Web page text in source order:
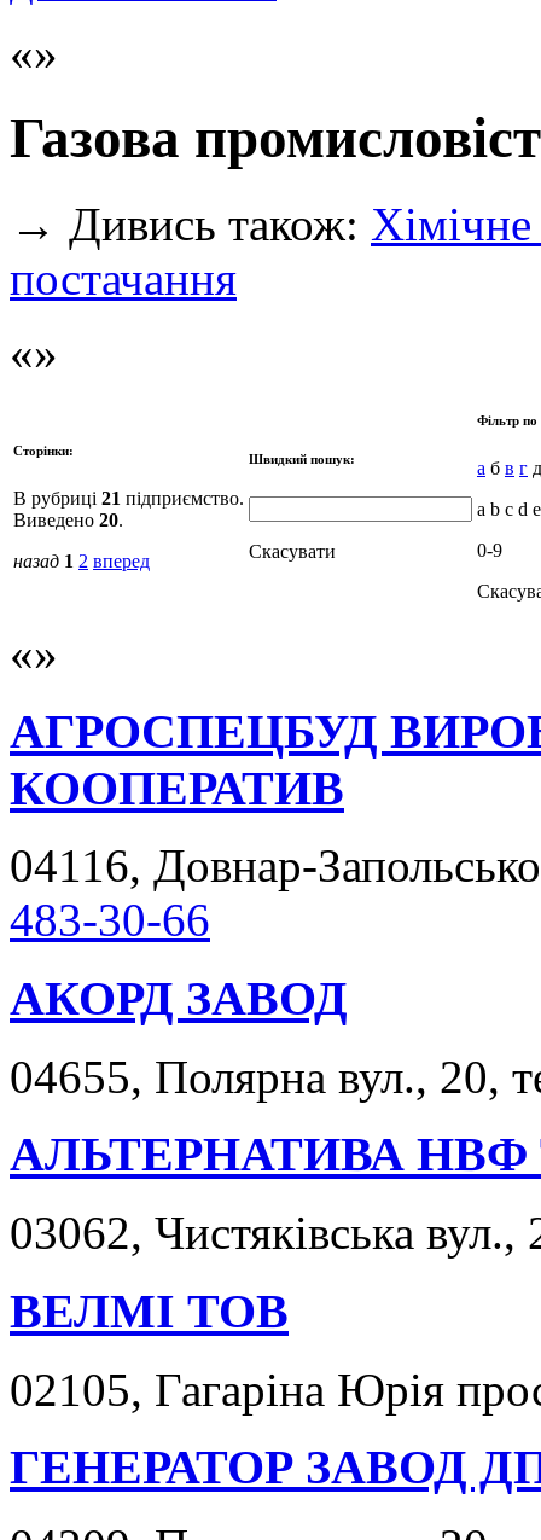
Газова
→ Дивись також:
постачання
Сторінки:
В рубриці 21 підприємство.
Виведено 20.
назад 1 2 вперед
Швидкий пошук:
Скасувати
Фільтр по
а б в г
a b c d
0-9
АГРОСПЕЦБУД
КООПЕРАТИВ
04116, Довнар-
483-30-66
АКОРД ЗАВОД
04655, Полярна вул., 20,
АЛЬТЕРНАТИВА НВФ
03062, Чистяківська вул.,
ВЕЛМІ ТОВ
02105, Гагаріна Юрія
ГЕНЕРАТОР ЗАВОД